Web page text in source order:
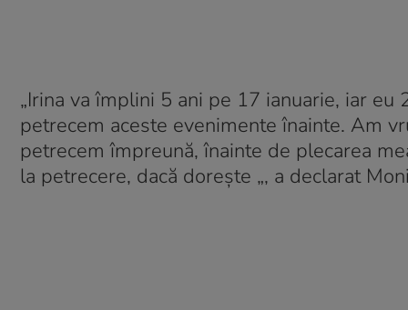
„Irina va împlini 5 ani pe 17 ianuarie, iar
petrecem aceste evenimente înainte. Am
petrecem împreună, înainte de plecarea
la petrecere, dacă dorește „, a declarat